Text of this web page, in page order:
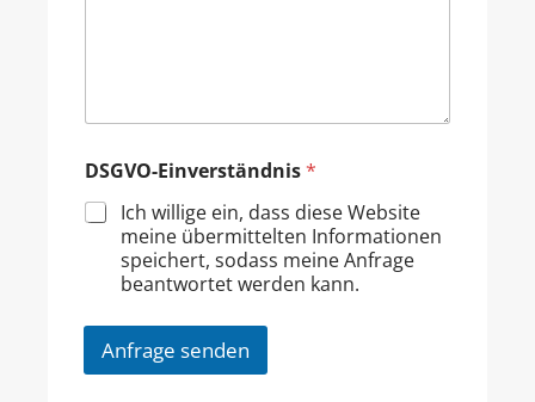
DSGVO-Einverständnis*
Ich willige ein, dass diese Website
meine übermittelten Informationen
speichert, sodass meine Anfrage
beantwortet werden kann.
Anfrage senden